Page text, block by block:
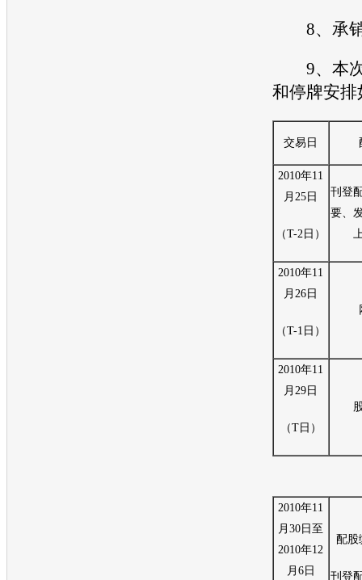
8、承销
9、本次
和停牌安排
交易日
2010年11
月25日
（T-2日）
刊登
要、
2010年11
月26日
（T-1日）
2010年11
月29日
（T日）
2010年11
月30日至
2010年12
月6日
配股
刊登